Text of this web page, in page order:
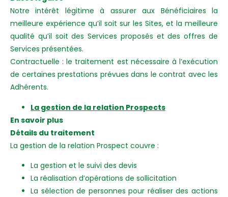
Notre intérêt légitime à assurer aux Bénéficiaires la
meilleure expérience qu’il soit sur les Sites, et la meilleure
qualité qu’il soit des Services proposés et des offres de
Services présentées.
Contractuelle : le traitement est nécessaire à l’exécution
de certaines prestations prévues dans le contrat avec les
Adhérents.
La gestion de la relation Prospects
En savoir plus
Détails du traitement
La gestion de la relation Prospect couvre :
La gestion et le suivi des devis
La réalisation d’opérations de sollicitation
La sélection de personnes pour réaliser des actions